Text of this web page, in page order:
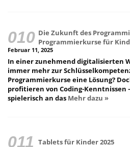
Die Zukunft des
Programmierkurse für
Februar 11, 2025
In einer zunehmend digitalisierten
immer mehr zur
Programmierkurse eine Lösung?
profitieren von Coding-Kenntnissen
spielerisch an das Mehr dazu »
Tablets für Kinder 2025